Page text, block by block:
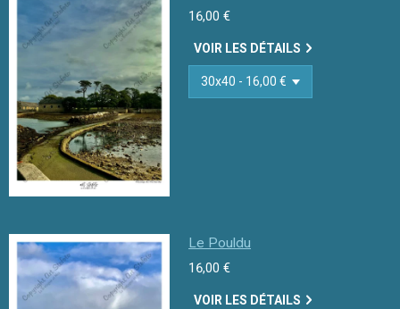
16,00 €
VOIR LES DÉTAILS
Le Pouldu
16,00 €
VOIR LES DÉTAILS